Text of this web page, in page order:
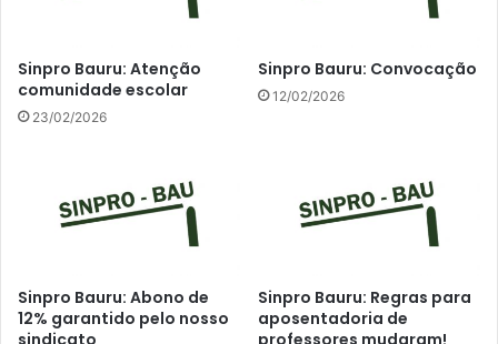
Sinpro Bauru: Atenção
comunidade escolar
23/02/2026
Sinpro Bauru: Convocação
12/02/2026
Sinpro Bauru: Abono de
12% garantido pelo nosso
Sinpro Bauru: Regras para
aposentadoria de